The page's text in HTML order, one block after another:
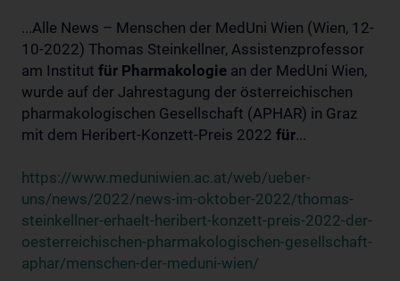
...Alle News – Menschen der MedUni Wien (Wien, 12-
10-2022) Thomas Steinkellner, Assistenzprofessor
am Institut für Pharmakologie an der MedUni Wien,
wurde auf der Jahrestagung der österreichischen
pharmakologischen Gesellschaft (APHAR) in Graz
mit dem Heribert-Konzett-Preis 2022 für...
https://www.meduniwien.ac.at/web/ueber-
uns/news/2022/news-im-oktober-2022/thomas-
steinkellner-erhaelt-heribert-konzett-preis-2022-der-
oesterreichischen-pharmakologischen-gesellschaft-
aphar/menschen-der-meduni-wien/